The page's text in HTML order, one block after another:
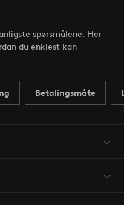
spørsmålene. Her
du enklest kan
Betalingsmåte